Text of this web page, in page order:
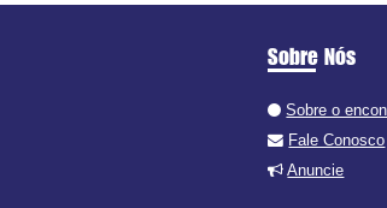
Sobre Nós
Sobre o
Fale Conosco
Anuncie